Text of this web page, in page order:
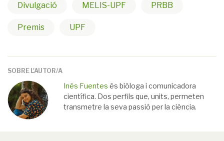
Divulgació MELIS-UPF PRBB
Premis UPF
SOBRE L'AUTOR/A
Inés Fuentes és biòloga i comunicadora
científica. Dos perfils que, units, permeten
transmetre la seva passió per la ciència.